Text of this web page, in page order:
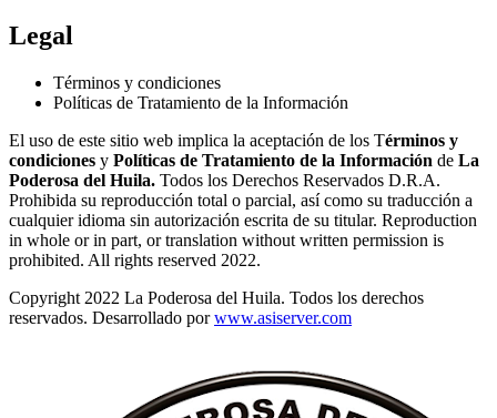
Legal
Términos y condiciones
Políticas de Tratamiento de la Información
El uso de este sitio web implica la aceptación de los Términos y
condiciones y Políticas de Tratamiento de la Información de La
Poderosa del Huila. Todos los Derechos Reservados D.R.A.
Prohibida su reproducción total o parcial, así como su traducción a
cualquier idioma sin autorización escrita de su titular. Reproduction
in whole or in part, or translation without written permission is
prohibited. All rights reserved 2022.
Copyright 2022 La Poderosa del Huila. Todos los derechos
reservados. Desarrollado porwww.asiserver.com